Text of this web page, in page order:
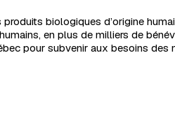
biologiques d’origine
en plus de milliers de
pour subvenir aux besoins des